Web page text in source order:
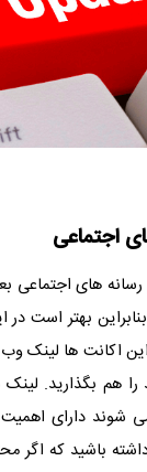
های اجتماعی
بهتر است در
اکانت ها لینک
هم بگذارید.
شوند دارای
باشید که اگر